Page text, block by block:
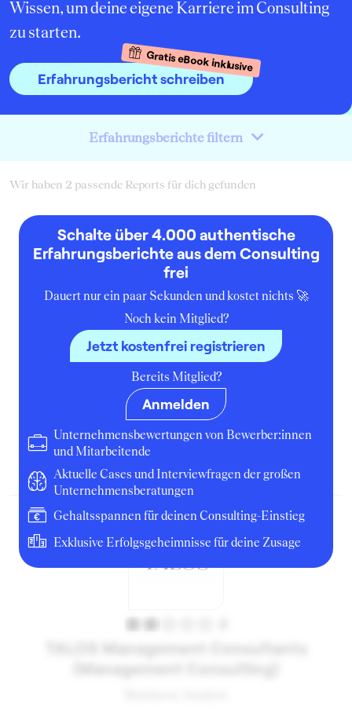
Wissen, um deine eigene Karriere im Consulting
zu starten.
Erfahrungsbericht schreiben
Gratis eBook inklusive
Erfahrungsberichte filtern
Wir haben 2 passende Reports für dich gefunden
2
TALOS Management Consultants
(Management Consulting)
Business Analyst
November 2017 Zürich Unternehmen
TALOS Management Consultants
(Management Consulting)
Schalte über 4.000 authentische
Erfahrungsberichte aus dem Consulting
frei
Dauert nur ein paar Sekunden und kostet nichts 🚀
Noch kein Mitglied?
Jetzt kostenfrei registrieren
Bereits Mitglied?
Anmelden
Unternehmensbewertungen von Bewerber:innen
und Mitarbeitende
Aktuelle Cases und Interviewfragen der großen
Unternehmensberatungen
Gehaltsspannen für deinen Consulting-Einstieg
Exklusive Erfolgsgeheimnisse für deine Zusage